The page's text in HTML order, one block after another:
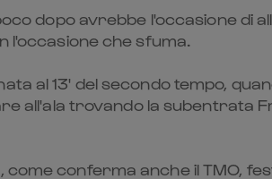
dopo avrebbe l'occasione di
l'occasione che sfuma.
al 13' del secondo tempo,
all'ala trovando la subentrata
conferma anche il TMO,